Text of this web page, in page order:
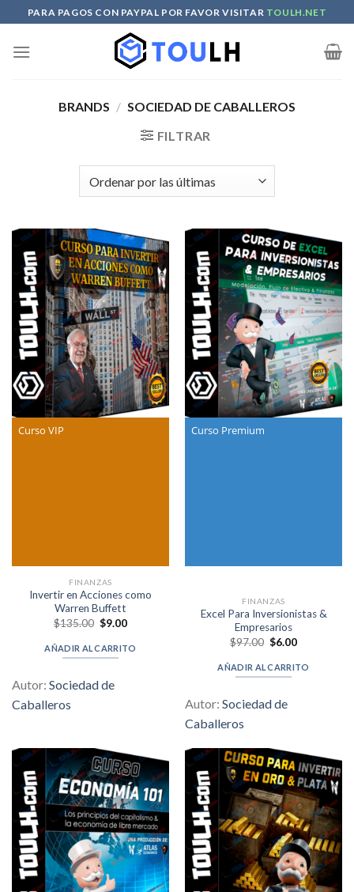
to
content
PARA PAGOS CON PAYPAL POR FAVOR VISITAR TOULH.NET
BRANDS / SOCIEDAD DE CABALLEROS
FILTRAR
Curso VIP
FINANZAS
Invertir en Acciones como
Warren Buffett
$135.00 Original
was:
$135.00.
$9.00Current
is:
$9.00.
AÑADIR AL CARRITO
Autor: Sociedad de
Caballeros
Curso Premium
FINANZAS
Excel Para Inversionistas &
Empresarios
$97.00 Original
was:
$97.00.
$6.00Current
is:
$6.00.
AÑADIR AL CARRITO
Autor: Sociedad de
Caballeros